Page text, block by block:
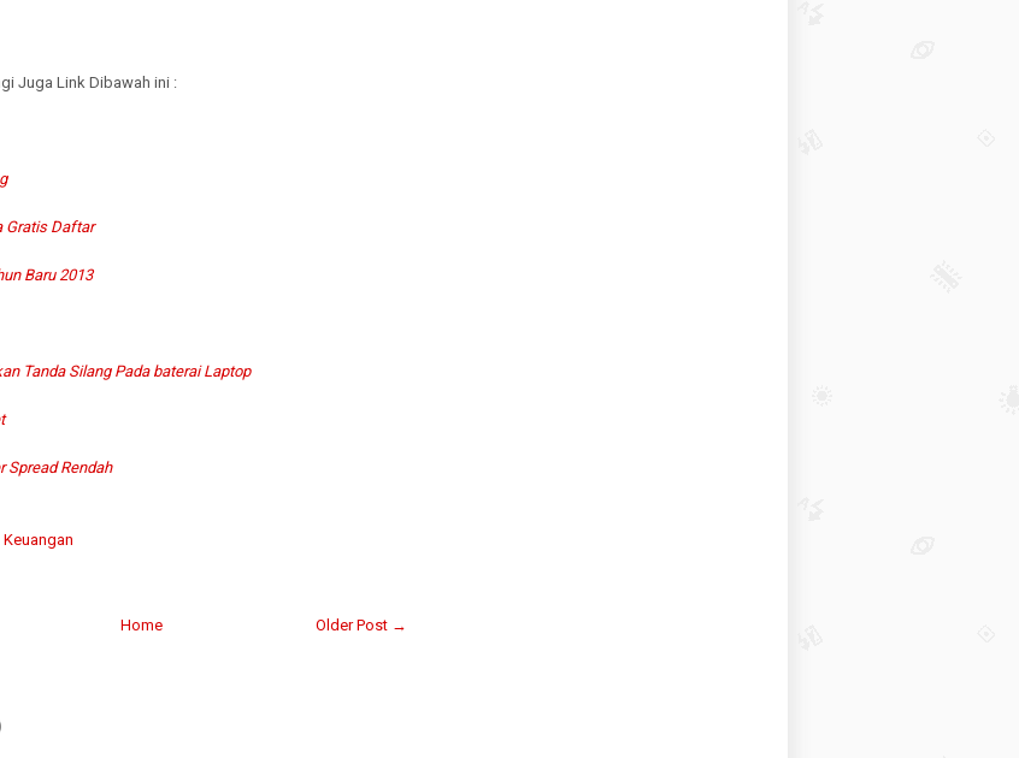
Juga Link Dibawah ini :
Gratis Daftar
Baru 2013
Tanda Silang Pada baterai Laptop
Spread Rendah
Older Post →
Home